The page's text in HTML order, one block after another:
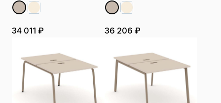
34 011 ₽ 36 206 ₽